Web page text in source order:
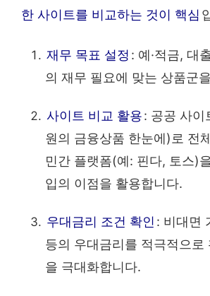
한 사이트를 비교하는 것이 핵심
재무 목표 설정 : 예·적금, 대
의 재무 필요에 맞는 상품군
사이트 비교 활용: 공공 사이
원의 금융상품 한눈에)로 전
민간 플랫폼(예: 핀다, 토스)
입의 이점을 활용합니다.
우대금리 조건 확인 : 비대면
등의 우대금리를 적극적으로
을 극대화합니다.